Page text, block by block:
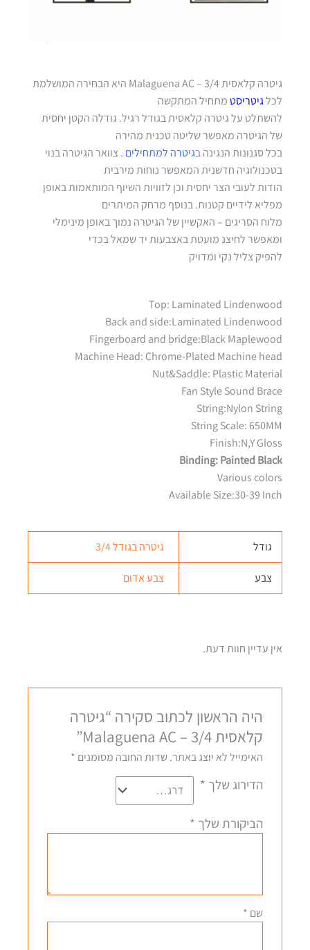
גיטרה קלאסית 3/4 – Malaguena AC היא הבחירה המושלמת
לכלגיטריסטמתחיל המתקשה
להשתלט על גיטרה קלאסית בגודל רגיל. גודלה הקטן יחסית
של הגיטרה מאפשר שליטה טכנית מהירה
בכל סגנונות הנגינה בגיטרה למתחילים . צוואר הגיטרה בנוי
בטכנולוגיה חדשנית המאפשר נוחות מירבית
הודות לעובי הצר יחסית וכן לזוויות השיוף המותאמות באופן
מפליא לידיים קטנות. בנוסף מרחק המיתרים
מלוח הסריגים – האקשיין של הגיטרה נמוך באופן מינימלי
ומאפשר לחיצנ מועטת באצבעות יד שמאל בכדי
להפיק צליל נקי ומדויק
Top: Laminated Lindenwood
Back and side:Laminated Lindenwood
Fingerboard and bridge:Black Maplewood
Machine Head: Chrome-Plated Machine head
Nut&Saddle: Plastic Material
Fan Style Sound Brace
String:Nylon String
String Scale: 650MM
Finish:N,Y Gloss
Binding: Painted Black
Various colors
Available Size:30-39 Inch
גודל גיטרה בגודל 3/4
צבע צבע אדום
אין עדיין חוות דעת.
היה הראשון לכתוב סקירה “גיטרה
קלאסית 3/4 – Malaguena AC”
האימייל לא יוצג באתר.שדות החובה מסומנים *
הדירוג שלך *
הביקורת שלך *
שם *